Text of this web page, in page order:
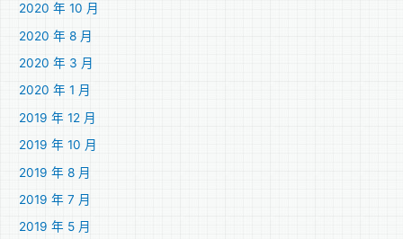
2020 年 10 月
2020 年 8 月
2020 年 3 月
2020 年 1 月
2019 年 12 月
2019 年 10 月
2019 年 8 月
2019 年 7 月
2019 年 5 月